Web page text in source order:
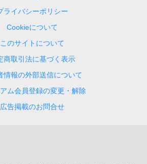
ライバシーポリシー
Cookieについて
このサイトについて
商取引法に基づく表示
情報の外部送信について
ム会員登録の変更・解除
広告掲載のお問合せ